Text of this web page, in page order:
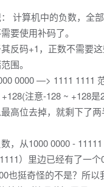
计算机中的负数，全
要使用补码了。
反码+1，正数不需要这
围。
0000 —> 1111 1111
注意-128 ~ +128
高位去掉，就剩下了
，从1000 0000 -
）里边已经有了一
也挺奇怪的不是？所